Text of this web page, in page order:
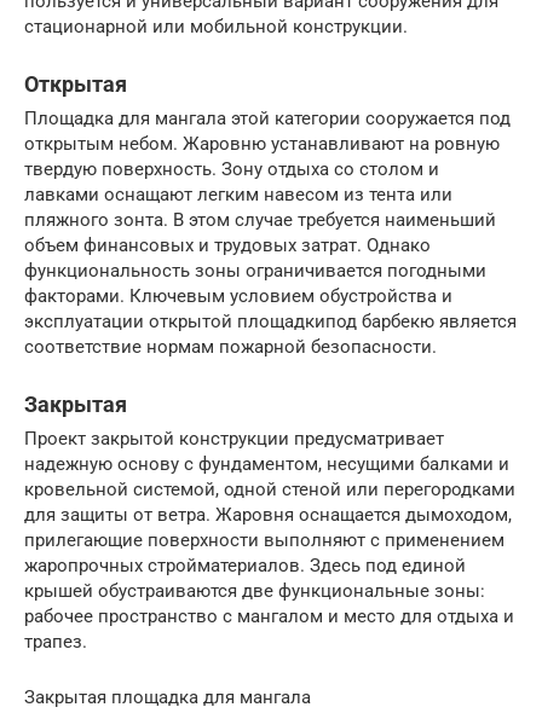
стационарной или мобильной конструкции.
Открытая
Площадка для мангала этой категории сооружается под
открытым небом. Жаровню устанавливают на ровную
твердую поверхность. Зону отдыха со столом и
лавками оснащают легким навесом из тента или
пляжного зонта. В этом случае требуется наименьший
объем финансовых и трудовых затрат. Однако
функциональность зоны ограничивается погодными
факторами. Ключевым условием обустройства и
эксплуатации открытой площадкипод барбекю является
соответствие нормам пожарной безопасности.
Закрытая
Проект закрытой конструкции предусматривает
надежную основу с фундаментом, несущими балками и
кровельной системой, одной стеной или перегородками
для защиты от ветра. Жаровня оснащается дымоходом,
прилегающие поверхности выполняют с применением
жаропрочных стройматериалов. Здесь под единой
крышей обустраиваются две функциональные зоны:
рабочее пространство с мангалом и место для отдыха и
трапез.
Закрытая площадка для мангала